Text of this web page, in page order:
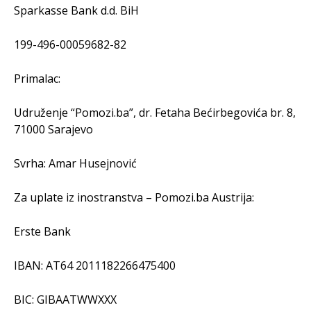
Sparkasse Bank d.d. BiH
199-496-00059682-82
Primalac:
Udruženje “Pomozi.ba”, dr. Fetaha Bećirbegovića br. 8,
71000 Sarajevo
Svrha: Amar Husejnović
Za uplate iz inostranstva – Pomozi.ba Austrija:
Erste Bank
IBAN: AT64 2011182266475400
BIC: GIBAATWWXXX